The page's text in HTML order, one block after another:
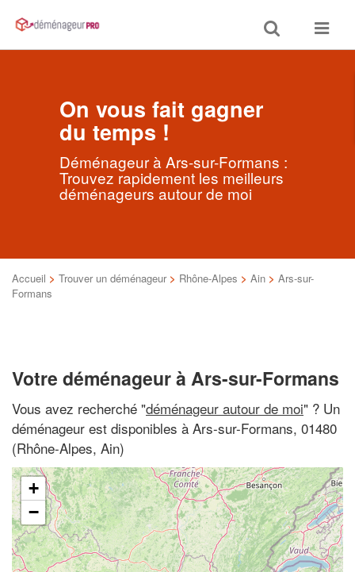
Toggle
search
Toggle
On vous fait gagner
du temps !
Déménageur à Ars-sur-Formans :
Trouvez rapidement les meilleurs
déménageurs autour de moi
Accueil > Trouver un déménageur > Rhône-Alpes > Ain > Ars-sur-
Formans
Votre déménageur à Ars-sur-Formans
Vous avez recherché "déménageur autour de moi" ? Un
déménageur est disponibles à Ars-sur-Formans, 01480
(Rhône-Alpes, Ain)
+
−